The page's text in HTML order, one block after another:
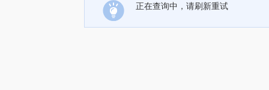
正在查询中，请刷新重试